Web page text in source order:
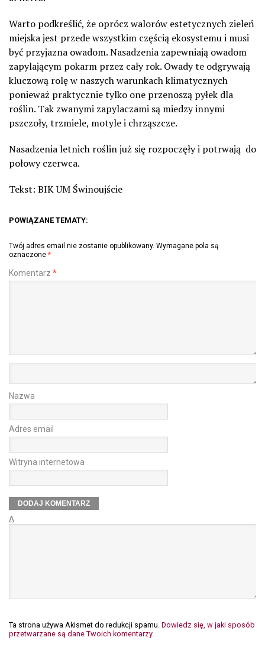
Warto podkreślić, że oprócz walorów estetycznych zieleń
miejska jest przede wszystkim częścią ekosystemu i musi
być przyjazna owadom. Nasadzenia zapewniają owadom
zapylającym pokarm przez cały rok. Owady te odgrywają
kluczową rolę w naszych warunkach klimatycznych
ponieważ praktycznie tylko one przenoszą pyłek dla
roślin. Tak zwanymi zapylaczami są miedzy innymi
pszczoły, trzmiele, motyle i chrząszcze.
Nasadzenia letnich roślin już się rozpoczęły i potrwają do
połowy czerwca.
Tekst: BIK UM Świnoujście
POWIĄZANE TEMATY:
Twój adres email nie zostanie opublikowany. Wymagane pola są
oznaczone *
Komentarz *
Nazwa
Adres email
Witryna internetowa
Δ
Ta strona używa Akismet do redukcji spamu. Dowiedz się, w jaki sposób
przetwarzane są dane Twoich komentarzy.